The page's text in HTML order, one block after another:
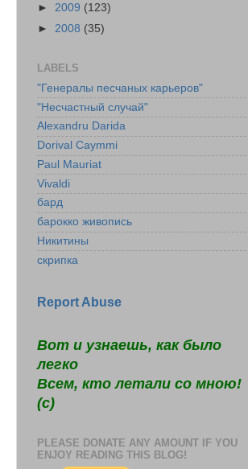
► 2009 (123)
► 2008 (35)
LABELS
"Генералы песчаных карьеров"
"Несчастный случай"
Alexandru Darida
Dorival Caymmi
Paul Mauriat
Vivaldi
бард
барокко живопись
Никитины
скрипка
Report Abuse
Вот и узнаешь, как было
легко
Всем, кто летали со мною!
(c)
PLEASE DONATE ANY AMOUNT IF YOU
ENJOY READING THIS BLOG!